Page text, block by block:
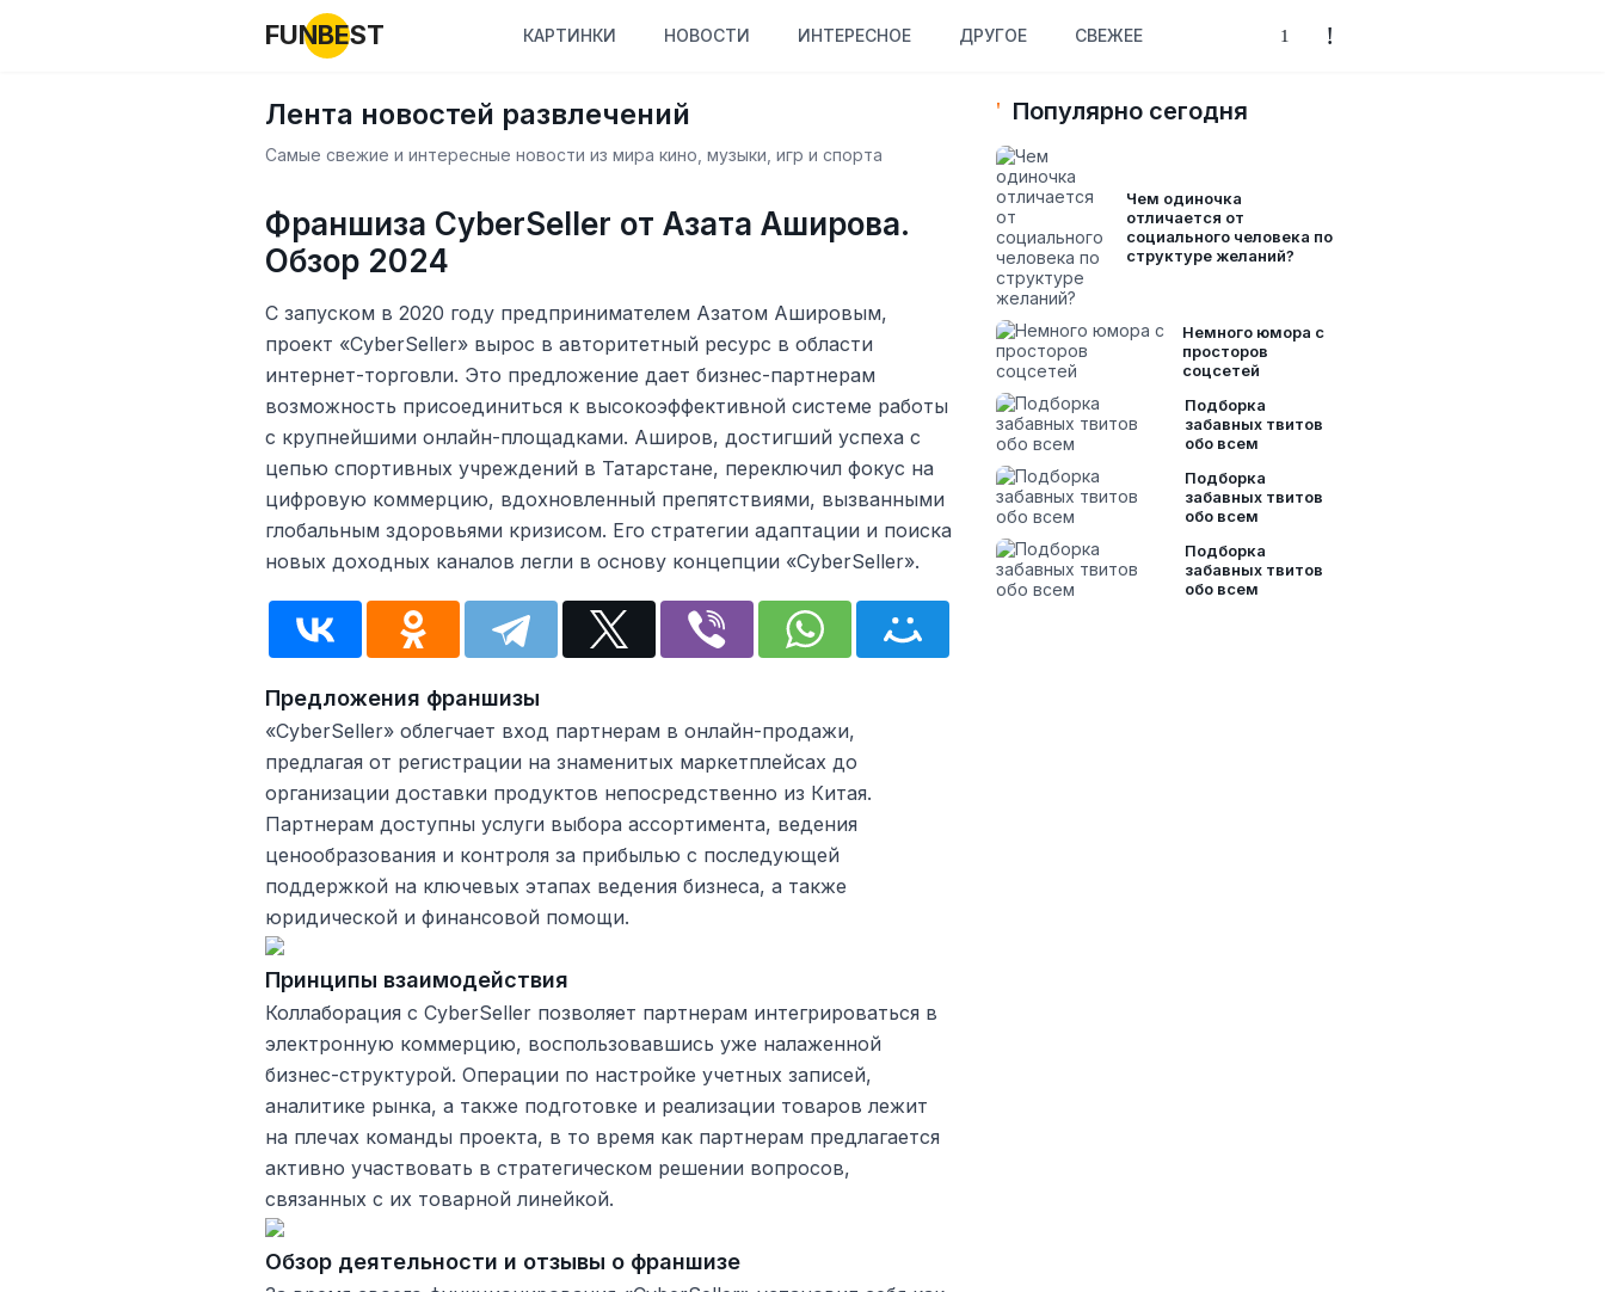
FUNBEST КАРТИНКИ НОВОСТИ ИНТЕРЕСНОЕ ДРУГОЕ СВЕЖЕЕ
Лента новостей развлечений
Самые свежие и интересные новости из мира кино, музыки, игр и спорта
Франшиза CyberSeller от Азата Аширова.
Обзор 2024
С запуском в 2020 году предпринимателем Азатом Ашировым,
проект «CyberSeller» вырос в авторитетный ресурс в области
интернет-торговли. Это предложение дает бизнес-партнерам
возможность присоединиться к высокоэффективной системе работы
с крупнейшими онлайн-площадками. Аширов, достигший успеха с
цепью спортивных учреждений в Татарстане, переключил фокус на
цифровую коммерцию, вдохновленный препятствиями, вызванными
глобальным здоровьями кризисом. Его стратегии адаптации и поиска
новых доходных каналов легли в основу концепции «CyberSeller».
Предложения франшизы
«CyberSeller» облегчает вход партнерам в онлайн-продажи,
предлагая от регистрации на знаменитых маркетплейсах до
организации доставки продуктов непосредственно из Китая.
Партнерам доступны услуги выбора ассортимента, ведения
ценообразования и контроля за прибылью с последующей
поддержкой на ключевых этапах ведения бизнеса, а также
юридической и финансовой помощи.
Принципы взаимодействия
Коллаборация с CyberSeller позволяет партнерам интегрироваться в
электронную коммерцию, воспользовавшись уже налаженной
бизнес-структурой. Операции по настройке учетных записей,
аналитике рынка, а также подготовке и реализации товаров лежит
на плечах команды проекта, в то время как партнерам предлагается
активно участвовать в стратегическом решении вопросов,
связанных с их товарной линейкой.
Обзор деятельности и отзывы о франшизе
Популярно сегодня
Чем одиночка
отличается от
социального человека по
структуре желаний?
Немного юмора с
просторов
соцсетей
Подборка
забавных твитов
обо всем
Подборка
забавных твитов
обо всем
Подборка
забавных твитов
обо всем